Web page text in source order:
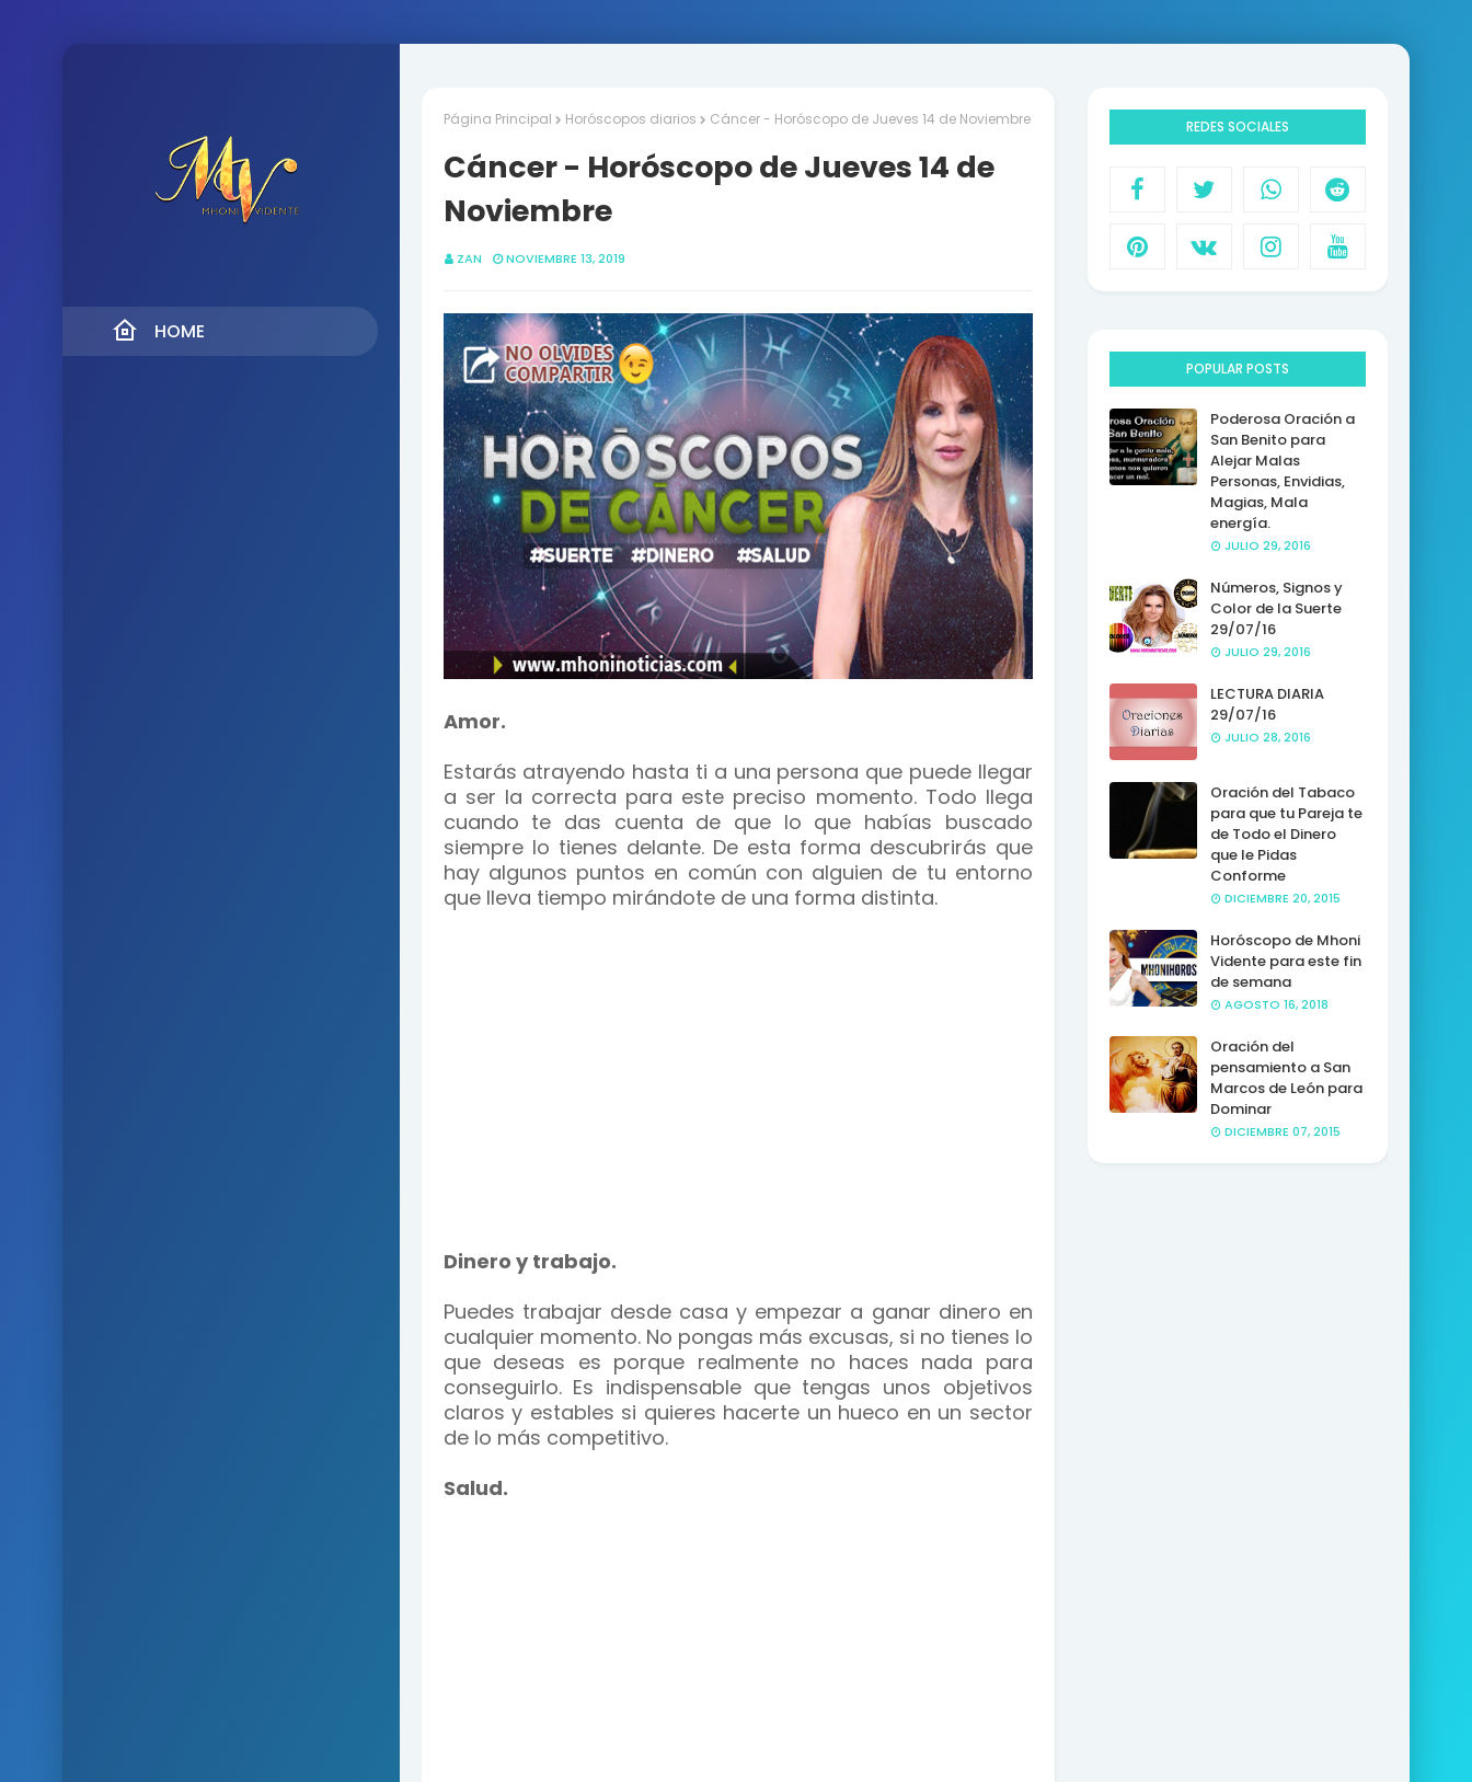
HOME
Página Principal Horóscopos diarios Cáncer - Horóscopo de Jueves 14 de Noviembre
Cáncer - Horóscopo de Jueves 14 de
Noviembre
ZAN NOVIEMBRE 13, 2019
Amor.
Estarás atrayendo hasta ti a una persona que puede llegar
a ser la correcta para este preciso momento. Todo llega
cuando te das cuenta de que lo que habías buscado
siempre lo tienes delante. De esta forma descubrirás que
hay algunos puntos en común con alguien de tu entorno
que lleva tiempo mirándote de una forma distinta.
Dinero y trabajo.
Puedes trabajar desde casa y empezar a ganar dinero en
cualquier momento. No pongas más excusas, si no tienes lo
que deseas es porque realmente no haces nada para
conseguirlo. Es indispensable que tengas unos objetivos
claros y estables si quieres hacerte un hueco en un sector
de lo más competitivo.
Salud.
REDES SOCIALES
POPULAR POSTS
Poderosa Oración a
San Benito para
Alejar Malas
Personas, Envidias,
Magias, Mala
energía.
JULIO 29, 2016
Números, Signos y
Color de la Suerte
29/07/16
JULIO 29, 2016
LECTURA DIARIA
29/07/16
JULIO 28, 2016
Oración del Tabaco
para que tu Pareja te
de Todo el Dinero
que le Pidas
Conforme
DICIEMBRE 20, 2015
Horóscopo de Mhoni
Vidente para este fin
de semana
AGOSTO 16, 2018
Oración del
pensamiento a San
Marcos de León para
Dominar
DICIEMBRE 07, 2015